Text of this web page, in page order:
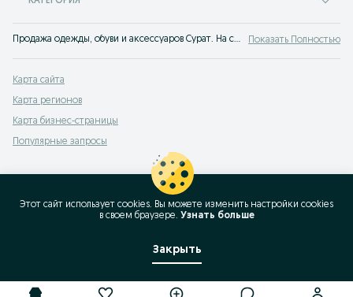
Продажа одежды, обуви и аксессуаров Сурат. На сервисе объявлений OLX Сурат легко и быстро можно купить одежду б/у. Покупай все самое лучшее на OLX! Показать Полностью
Карта сайта
Карта регионов
Карта бизнес-страницы
Популярные запросы
Этот сайт использует cookies. Вы можете изменить настройки cookies
в своeм браузере. Узнать больше
Закрыть